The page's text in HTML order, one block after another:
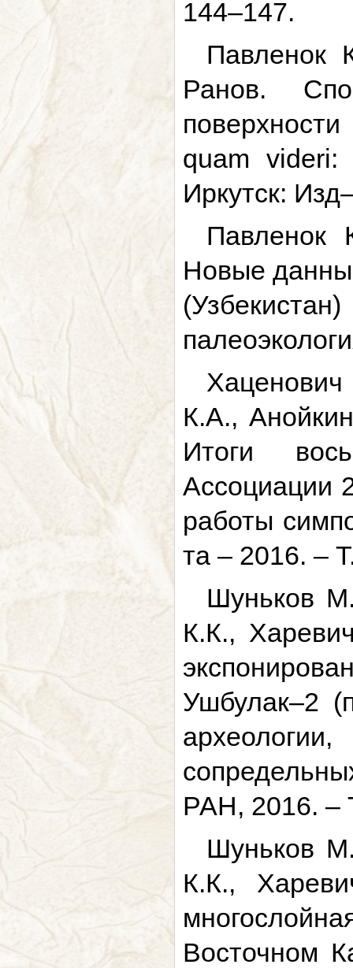
144–147.
Павленок
Ранов.
quam
Иркутск:
Павленок
Новые
К.А.,
Итоги
Ассоциации
работы
та – 2016. –
Шуньков
К.К.,
Ушбулак–2
РАН, 2016. –
Шуньков
К.К.,
Восточном